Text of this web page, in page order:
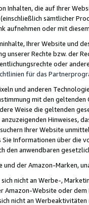
Inhalten, die auf Ihrer
sämtlicher
aufnehmen oder mit
Ihrer Website und
unserer Rechte bzw. der
oder
für das
und anderen
mit den
Weise die geltenden
Hinweises,
Ihrer Website
Informationen über die
den anwendbaren
der Amazon-Marken,
sich nicht an Werbe-,
Amazon-Website oder
nicht an